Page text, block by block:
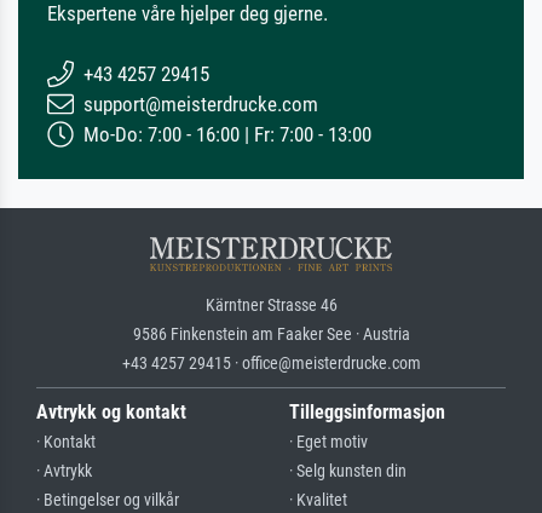
Ekspertene våre hjelper deg gjerne.
+43 4257 29415
support@meisterdrucke.com
Mo-Do: 7:00 - 16:00 | Fr: 7:00 - 13:00
Kärntner Strasse 46
9586 Finkenstein am Faaker See · Austria
+43 4257 29415 · office@meisterdrucke.com
Avtrykk og kontakt
· Kontakt
· Avtrykk
· Betingelser og vilkår
Tilleggsinformasjon
· Eget motiv
· Selg kunsten din
· Kvalitet